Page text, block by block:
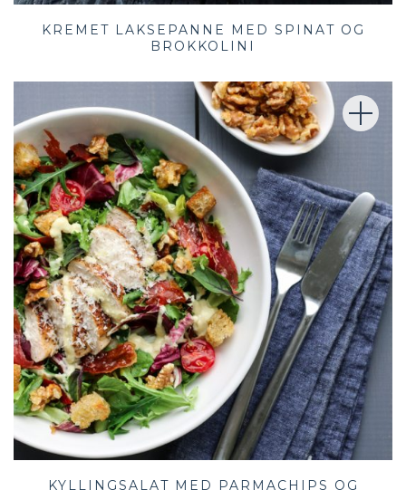
KREMET LAKSEPANNE MED SPINAT OG
BROKKOLINI
KYLLINGSALAT MED PARMACHIPS OG